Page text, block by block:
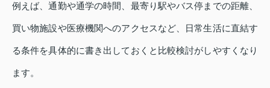
例えば、通勤や通学の時間、最寄り駅やバス停までの距離、
買い物施設や医療機関へのアクセスなど、日常生活に直結す
る条件を具体的に書き出しておくと比較検討がしやすくなり
ます。